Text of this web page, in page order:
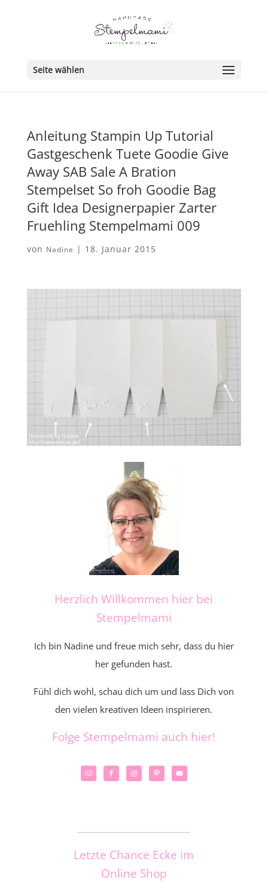
Seite wählen
Anleitung Stampin Up Tutorial
Gastgeschenk Tuete Goodie Give
Away SAB Sale A Bration
Stempelset So froh Goodie Bag
Gift Idea Designerpapier Zarter
Fruehling Stempelmami 009
von Nadine | 18. Januar 2015
Herzlich Willkommen hier bei
Stempelmami
Ich bin Nadine und freue mich sehr, dass du hier
her gefunden hast.
Fühl dich wohl, schau dich um und lass Dich von
den vielen kreativen Ideen inspirieren.
Folge Stempelmami auch hier!
Letzte Chance Ecke im
Online Shop